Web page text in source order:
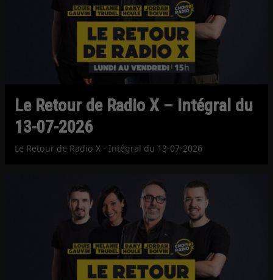
Le Retour de Radio X – Intégral du
13-07-2026
Le Retour de Radio X - Intégral du 13-07-2026